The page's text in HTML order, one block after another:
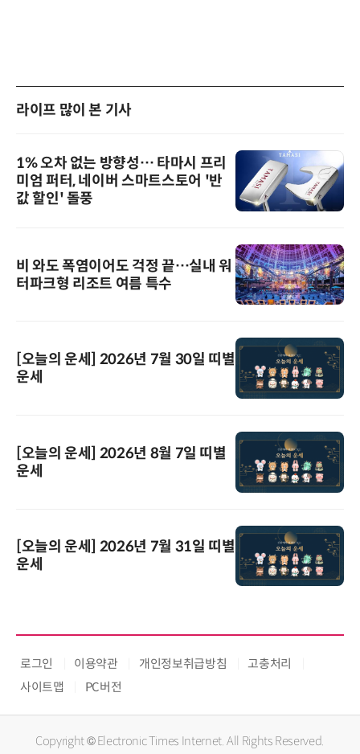
라이프 많이 본 기사
1% 오차 없는 방향성… 타마시 프리
미엄 퍼터, 네이버 스마트스토어 '반
값 할인' 돌풍
비 와도 폭염이어도 걱정 끝…실내 워
터파크형 리조트 여름 특수
[오늘의 운세] 2026년 7월 30일 띠별
운세
[오늘의 운세] 2026년 8월 7일 띠별
운세
[오늘의 운세] 2026년 7월 31일 띠별
운세
로그인 이용약관 개인정보취급방침
고충처리
사이트맵
PC버전
Copyright © Electronic Times Internet. All Rights Reserved.